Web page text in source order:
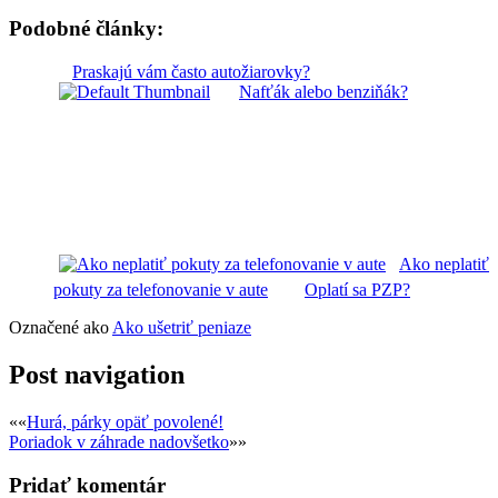
Podobné články:
Praskajú vám často autožiarovky?
Nafťák alebo benziňák?
Ako neplatiť
pokuty za telefonovanie v aute
Oplatí sa PZP?
Označené ako Ako ušetriť peniaze
Post navigation
««Hurá, párky opäť povolené!
Poriadok v záhrade nadovšetko»»
Pridať komentár